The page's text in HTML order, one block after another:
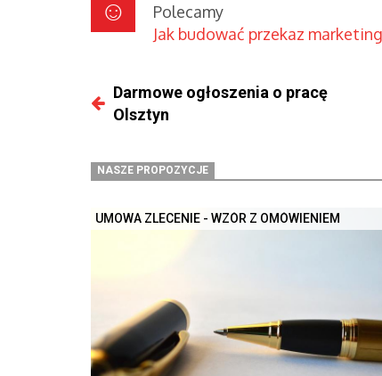
Polecamy
Jak budować przekaz
Darmowe ogłoszenia o pracę
Olsztyn
NASZE PROPOZYCJE
UMOWA ZLECENIE - WZÓR Z OMÓWIENIEM